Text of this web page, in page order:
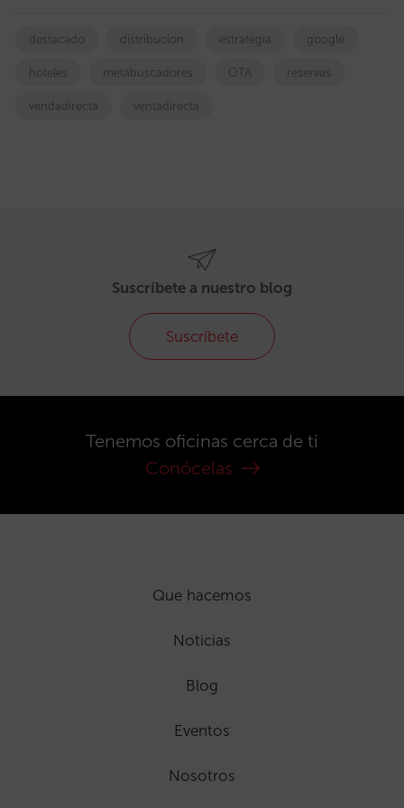
destacado distribucion estrategia google
hoteles metabuscadores OTA reservas
vendadirecta ventadirecta
Suscríbete a nuestro blog
Suscríbete
Tenemos oficinas cerca de ti
Conócelas
Que hacemos
Noticias
Blog
Eventos
Nosotros